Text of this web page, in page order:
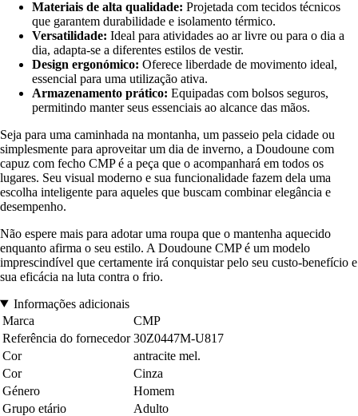
Materiais de alta qualidade: Projetada com tecidos técnicos
que garantem durabilidade e isolamento térmico.
Versatilidade: Ideal para atividades ao ar livre ou para o dia a
dia, adapta-se a diferentes estilos de vestir.
Design ergonómico: Oferece liberdade de movimento ideal,
essencial para uma utilização ativa.
Armazenamento prático: Equipadas com bolsos seguros,
permitindo manter seus essenciais ao alcance das mãos.
Seja para uma caminhada na montanha, um passeio pela cidade ou
simplesmente para aproveitar um dia de inverno, a Doudoune com
capuz com fecho CMP é a peça que o acompanhará em todos os
lugares. Seu visual moderno e sua funcionalidade fazem dela uma
escolha inteligente para aqueles que buscam combinar elegância e
desempenho.
Não espere mais para adotar uma roupa que o mantenha aquecido
enquanto afirma o seu estilo. A Doudoune CMP é um modelo
imprescindível que certamente irá conquistar pelo seu custo-benefício e
sua eficácia na luta contra o frio.
Informações adicionais
Marca
CMP
Referência do fornecedor 30Z0447M-U817
Cor
antracite mel.
Cor
Cinza
Género
Homem
Grupo etário
Adulto